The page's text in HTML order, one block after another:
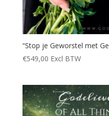
“Stop je Geworstel met
€549,00 Excl BTW